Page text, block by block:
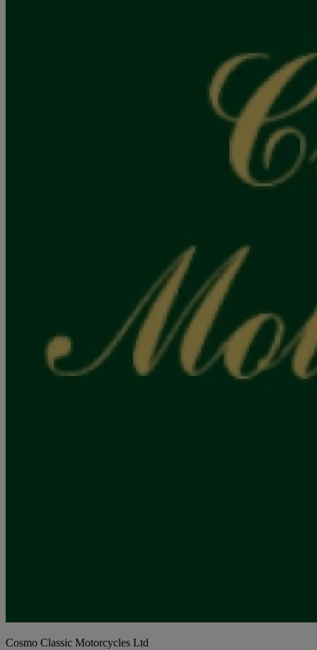
Cosmo Classic Motorcycles Ltd